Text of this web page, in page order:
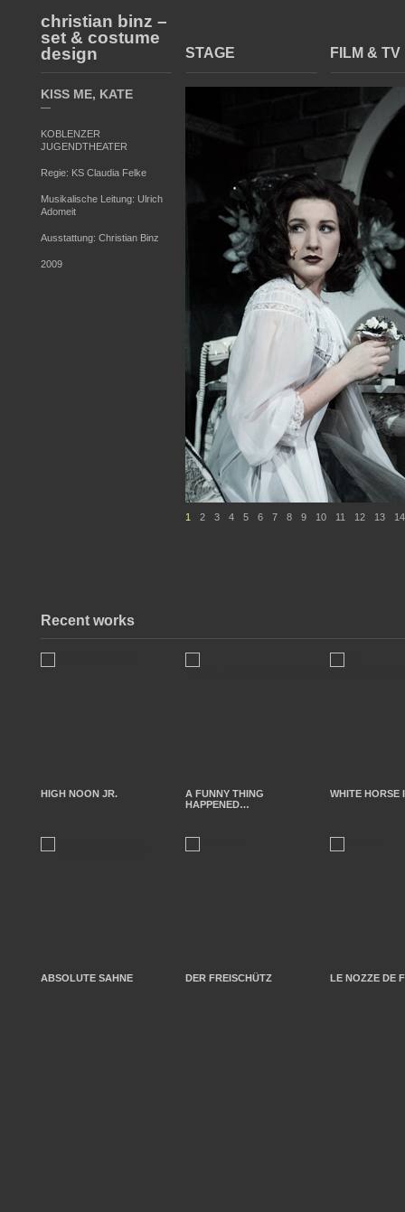
christian binz –
set & costume
design
STAGE FILM & TV
1 2 3 4 5 6 7 8 9 10 11 12 13 14
KISS ME, KATE
—
KOBLENZER
JUGENDTHEATER
Regie: KS Claudia Felke
Musikalische Leitung: Ulrich
Adomeit
Ausstattung: Christian Binz
2009
Recent works
HIGH NOON JR.
A FUNNY THING
HAPPENED…
WHITE HORSE
ABSOLUTE SAHNE DER FREISCHÜTZ LE NOZZE DE